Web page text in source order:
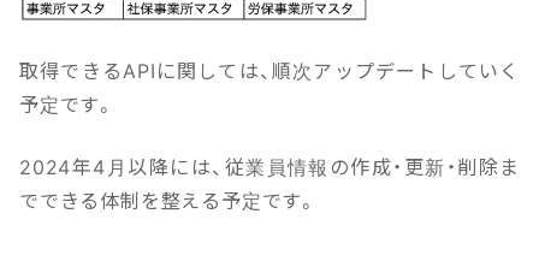
取得できるAPIに関しては、順次アップデートしていく
予定です。
2024年4月以降には、従業員情報の作成・更新・削除ま
でできる体制を整える予定です。